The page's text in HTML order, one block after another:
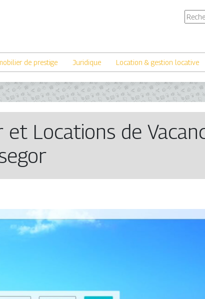
de prestige Juridique Location & gestion locative
Locations de